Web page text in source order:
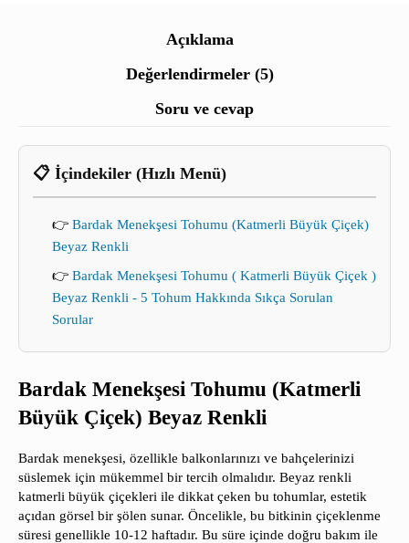
Açıklama
Değerlendirmeler (5)
Soru ve cevap
📋 İçindekiler (Hızlı Menü)
👉 Bardak Menekşesi Tohumu (Katmerli Büyük Çiçek)
Beyaz Renkli
👉 Bardak Menekşesi Tohumu ( Katmerli Büyük Çiçek )
Beyaz Renkli - 5 Tohum Hakkında Sıkça Sorulan
Sorular
Bardak Menekşesi Tohumu (Katmerli
Büyük Çiçek) Beyaz Renkli
Bardak menekşesi, özellikle balkonlarınızı ve bahçelerinizi
süslemek için mükemmel bir tercih olmalıdır. Beyaz renkli
katmerli büyük çiçekleri ile dikkat çeken bu tohumlar, estetik
açıdan görsel bir şölen sunar. Öncelikle, bu bitkinin çiçeklenme
süresi genellikle 10-12 haftadır. Bu süre içinde doğru bakım ile